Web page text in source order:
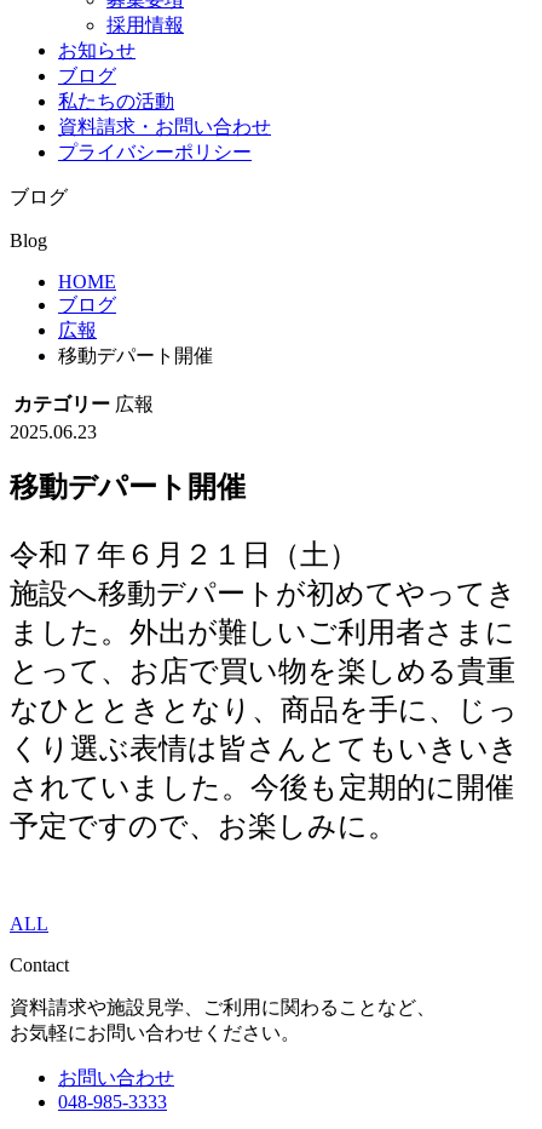
採用情報
お知らせ
ブログ
私たちの活動
資料請求・お問い合わせ
プライバシーポリシー
ブログ
Blog
HOME
ブログ
広報
移動デパート開催
カテゴリー 広報
2025.06.23
移動デパート開催
令和７年６月２１日（土）
施設へ移動デパートが初めてやってき
ました。外出が難しいご利用者さまに
とって、お店で買い物を楽しめる貴重
なひとときとなり、商品を手に、じっ
くり選ぶ表情は皆さんとてもいきいき
されていました。今後も定期的に開催
予定ですので、お楽しみに。
ALL
Contact
資料請求や施設見学、ご利用に関わることなど、
お気軽にお問い合わせください。
お問い合わせ
048-985-3333